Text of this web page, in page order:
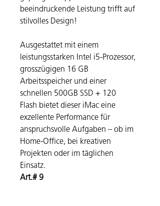
beeindruckende Leistung trifft auf
stilvolles Design!
Ausgestattet mit einem
leistungsstarken Intel i5-Prozessor,
grosszügigen 16 GB
Arbeitsspeicher und einer
schnellen 500GB SSD + 120
Flash bietet dieser iMac eine
exzellente Performance für
anspruchsvolle Aufgaben – ob im
Home-Office, bei kreativen
Projekten oder im täglichen
Einsatz.
Art.# 9